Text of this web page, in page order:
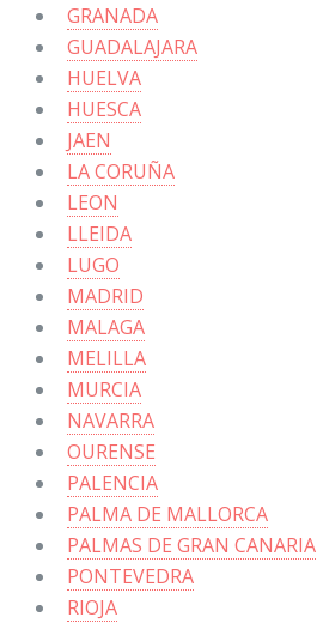
GRANADA
GUADALAJARA
HUELVA
HUESCA
JAEN
LA CORUÑA
LEON
LLEIDA
LUGO
MADRID
MALAGA
MELILLA
MURCIA
NAVARRA
OURENSE
PALENCIA
PALMA DE MALLORCA
PALMAS DE GRAN CANARIA
PONTEVEDRA
RIOJA